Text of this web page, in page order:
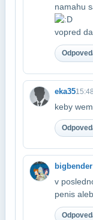
namahu
vopred
eka35
keby
bigbender
v
penis